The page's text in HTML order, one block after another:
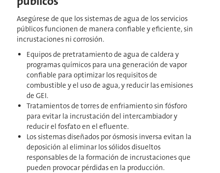
Asegúrese de que los sistemas de agua de los servicios
públicos funcionen de manera confiable y eficiente, sin
incrustaciones ni corrosión.
Equipos de pretratamiento de agua de caldera y
programas químicos para una generación de vapor
confiable para optimizar los requisitos de
combustible y el uso de agua, y reducir las emisiones
de GEI.
Tratamientos de torres de enfriamiento sin fósforo
para evitar la incrustación del intercambiador y
reducir el fosfato en el efluente.
Los sistemas diseñados por ósmosis inversa evitan la
deposición al eliminar los sólidos disueltos
responsables de la formación de incrustaciones que
pueden provocar pérdidas en la producción.